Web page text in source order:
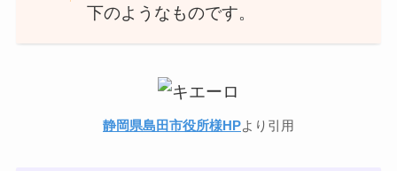
下のようなものです。
静岡県島田市役所様HPより引用